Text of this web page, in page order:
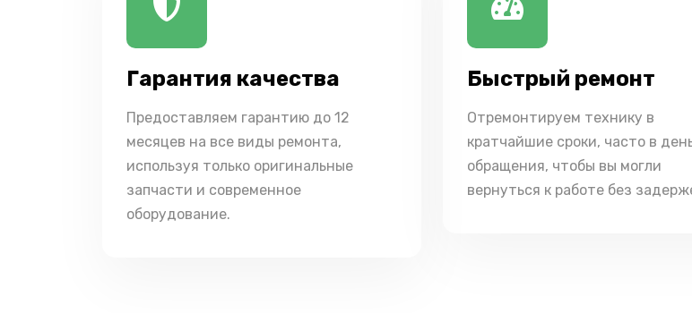
Гарантия качества
Предоставляем гарантию до 12
месяцев на все виды ремонта,
используя только оригинальные
запчасти и современное
оборудование.
Быстрый ремонт
Отремонтируем технику в
кратчайшие сроки, часто в
обращения, чтобы вы могли
вернуться к работе без